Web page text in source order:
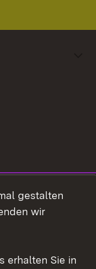
gestalten
wir
erhalten Sie in